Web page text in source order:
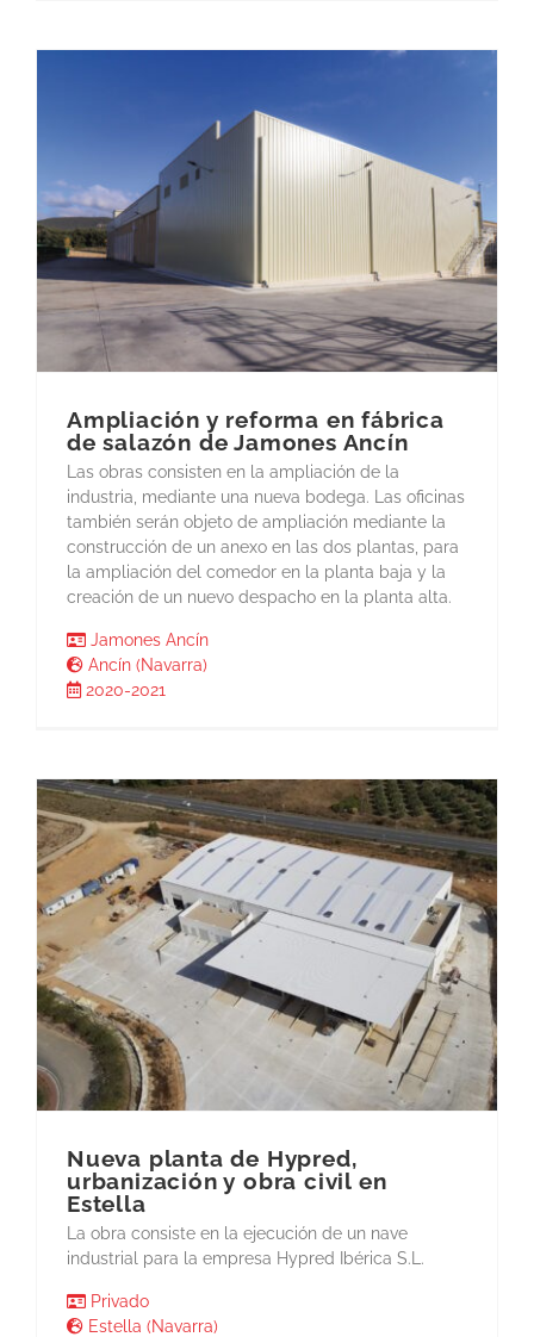
Ampliación y reforma en fábrica
de salazón de Jamones Ancín
Las obras consisten en la ampliación de la
industria, mediante una nueva bodega. Las oficinas
también serán objeto de ampliación mediante la
construcción de un anexo en las dos plantas, para
la ampliación del comedor en la planta baja y la
creación de un nuevo despacho en la planta alta.
Jamones Ancín
Ancín (Navarra)
2020-2021
Nueva planta de Hypred,
urbanización y obra civil en
Estella
La obra consiste en la ejecución de un nave
industrial para la empresa Hypred Ibérica S.L.
Privado
Estella (Navarra)